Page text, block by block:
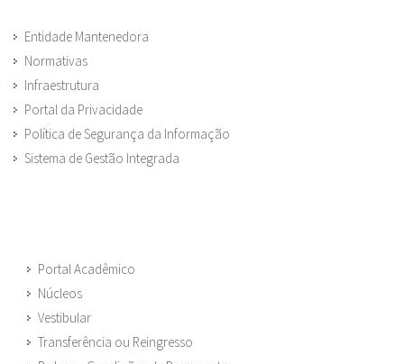
Entidade Mantenedora
Normativas
Infraestrutura
Portal da Privacidade
Política de Segurança da Informação
Sistema de Gestão Integrada
Portal Acadêmico
Núcleos
Vestibular
Transferência ou Reingresso